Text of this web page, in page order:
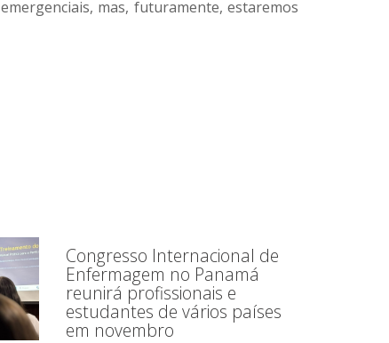
mas, futuramente, estaremos
Congresso Internacional de
Enfermagem no Panamá
reunirá profissionais e
estudantes de vários países
em novembro